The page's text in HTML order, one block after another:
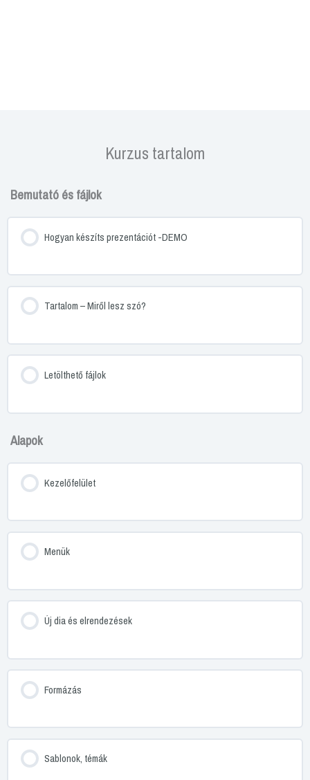
Kurzus tartalom
Bemutató és fájlok
Hogyan készíts prezentációt -DEMO
Tartalom – Miről lesz szó?
Letölthető fájlok
Alapok
Kezelőfelület
Menük
Új dia és elrendezések
Formázás
Sablonok, témák